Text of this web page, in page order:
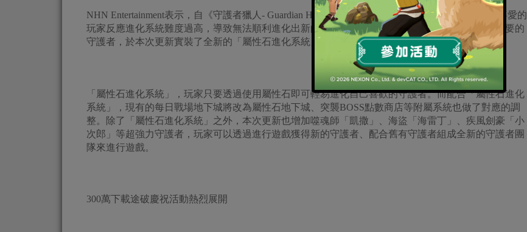
NHN Entertainment表示，自《守護者獵人- Guardian Hunter》正式上線以來，陸續收到許多支持與喜愛的
玩家反應進化系統難度過高，導致無法順利進化出新的守護者，為了讓玩家可以更順利進化自己想要的
守護者，於本次更新實裝了全新的「屬性石進化系統」。
「屬性石進化系統」，玩家只要透過使用屬性石即可輕易進化自己喜歡的守護者。而配合「屬性石進化
系統」，現有的每日戰場地下城將改為屬性石地下城、突襲BOSS點數商店等附屬系統也做了對應的調
整。除了「屬性石進化系統」之外，本次更新也增加噬魂師「凱撒」、海盜「海雷丁」、疾風劍豪「小
次郎」等超強力守護者，玩家可以透過進行遊戲獲得新的守護者、配合舊有守護者組成全新的守護者團
隊來進行遊戲。
300萬下載途破慶祝活動熱烈展開